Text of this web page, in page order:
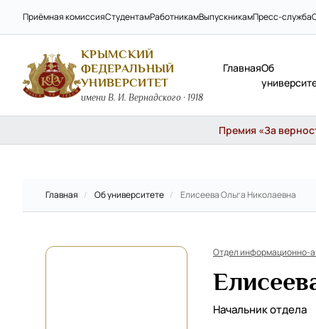
Приёмная комиссияСтудентамРаботникамВыпускникамПресс-служба
КРЫМСКИЙ
ФЕДЕРАЛЬНЫЙ
УНИВЕРСИТЕТ
имени В. И. Вернадского · 1918
ГлавнаяОб
Премия «За
Главная / Об университете / Елисеева Ольга Николаевна
Отдел информационно-
Начальник отдела